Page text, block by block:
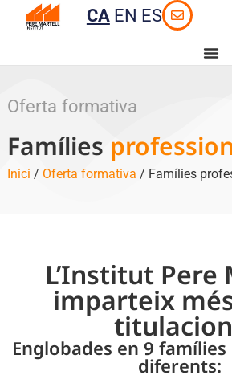
CA EN ES
Oferta formativa
Famílies
Inici / Oferta formativa / Famílies
L’Institut Pere
imparteix
Englobades en 9
diferents: